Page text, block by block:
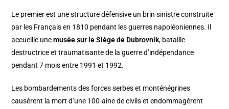
Le premier est une structure défensive un brin sinistre construite
par les Français en 1810 pendant les guerres napoléoniennes. Il
accueille unemusée sur le Siège de Dubrovnik, bataille
destructrice et traumatisante de la guerre d’indépendance
pendant 7 mois entre 1991 et 1992.
Les bombardements des forces serbes et monténégrines
causèrent la mort d’une 100-aine de civils et endommagèrent